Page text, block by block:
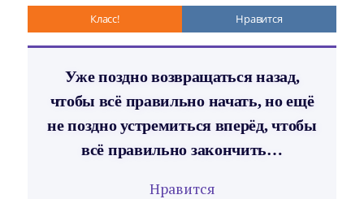
Класс! Нравится
Уже поздно возвращаться назад,
чтобы всё правильно начать, но ещё
не поздно устремиться вперёд, чтобы
всё правильно закончить…
Нравится